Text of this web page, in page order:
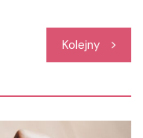
Kolejny